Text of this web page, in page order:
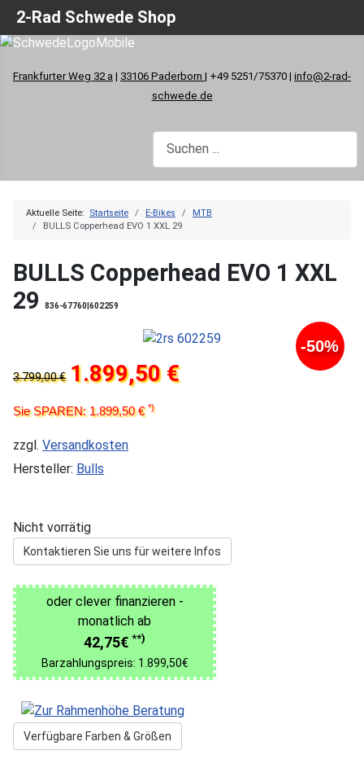
Frankfurter Weg 32 a | 33106 Paderborn | +49 5251/75370 | info@2-rad-
schwede.de
Aktuelle Seite: Startseite E-Bikes
MTB
BULLS Copperhead EVO 1 XXL 29
BULLS Copperhead EVO 1 XXL
29
836-67760|602259
-50%
3.799,00 € 1.899,50 €
Sie SPAREN: 1.899,50 €*)
zzgl. Versandkosten
Hersteller: Bulls
Nicht vorrätig
Kontaktieren Sie uns für weitere Infos
oder clever finanzieren -
monatlich ab
42,75€ **)
Barzahlungspreis: 1.899,50€
Verfügbare Farben & Größen
2-Rad Schwede Shop